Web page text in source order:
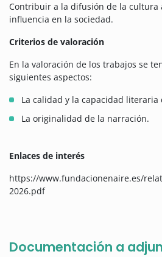
Contribuir a la difusión de la cultura
influencia en la sociedad.
Criterios de valoración
En la valoración de los trabajos se
siguientes aspectos:
La calidad y la capacidad literaria
La originalidad de la narración.
Enlaces de interés
https://www.fundacionenaire.es/
2026.pdf
Documentación a